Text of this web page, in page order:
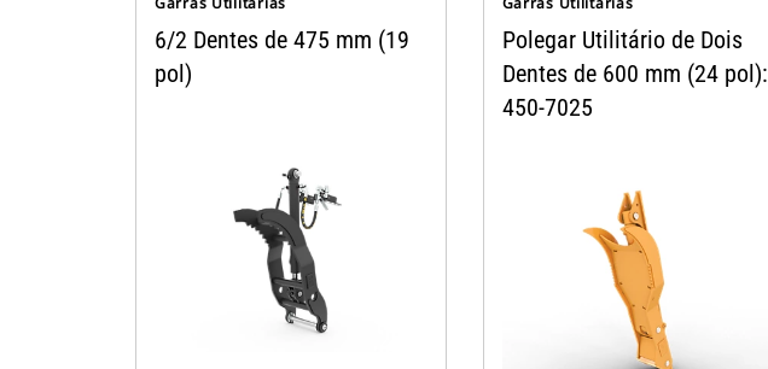
6/2 Dentes de 475 mm (19
pol)
Polegar Utilitário de Dois
Dentes de 600 mm (24 pol):
450-7025